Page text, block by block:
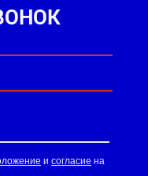
и согласие на